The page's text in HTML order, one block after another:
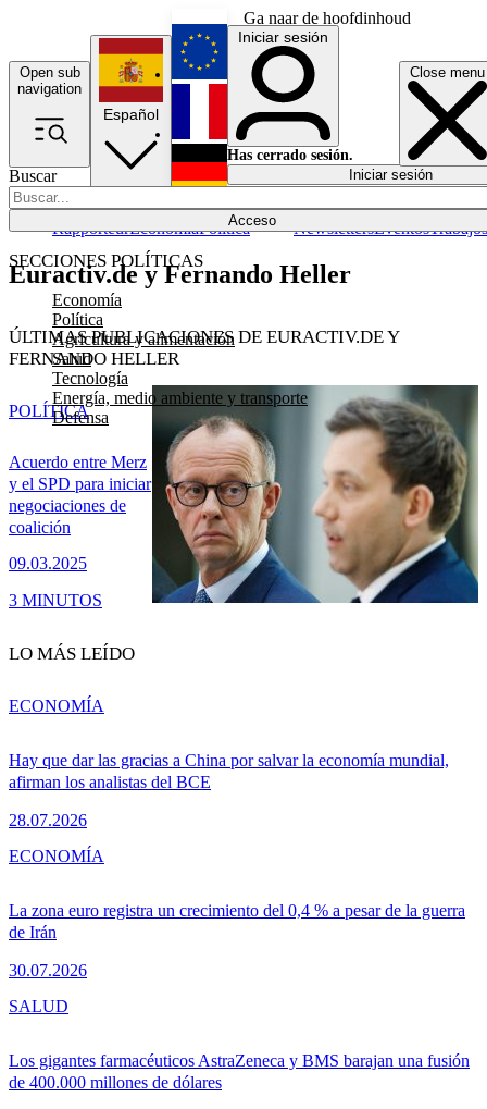
Ga naar de hoofdinhoud
Open sub
navigation
Close menu
Buscar
Acceso
SECCIONES POLÍTICAS
Economía
Política
Agricultura y alimentación
Salud
Tecnología
Energía, medio ambiente y transporte
Defensa
RapporteurEconomíaPolítica NewslettersEventosTrabajos
Español
English
Français
Iniciar sesión
Has cerrado sesión.
Iniciar sesión
Euractiv.de y Fernando Heller
ÚLTIMAS PUBLICACIONES DE EURACTIV.DE Y
FERNANDO HELLER
Acuerdo entre Merz
y el SPD para iniciar
negociaciones de
coalición
09.03.2025
POLÍTICA
3 MINUTOS
LO MÁS LEÍDO
Hay que dar las gracias a China por salvar la economía mundial,
afirman los analistas del BCE
28.07.2026
ECONOMÍA
La zona euro registra un crecimiento del 0,4 % a pesar de la guerra
de Irán
30.07.2026
ECONOMÍA
Los gigantes farmacéuticos AstraZeneca y BMS barajan una fusión
de 400.000 millones de dólares
SALUD